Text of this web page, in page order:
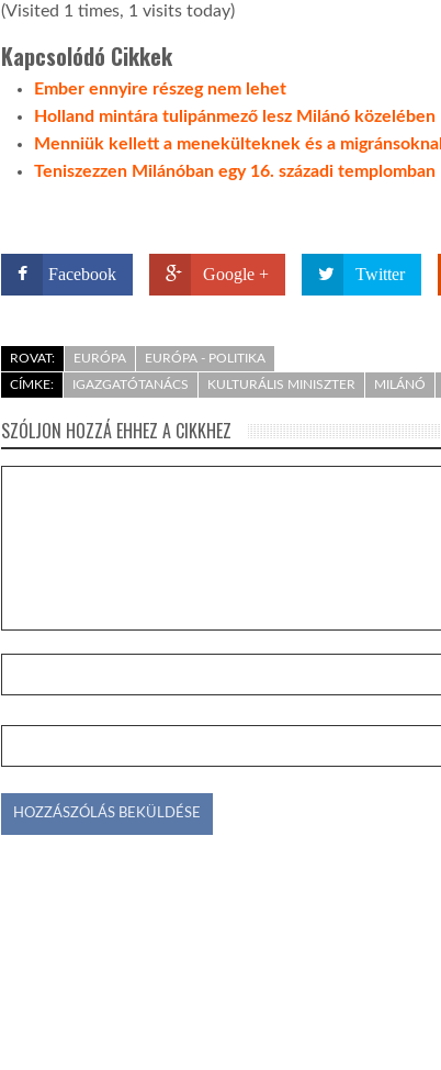
(Visited 1 times, 1 visits today)
Kapcsolódó Cikkek
Ember ennyire részeg nem lehet
Holland mintára tulipánmező lesz Milánó közelében
Menniük kellett a menekülteknek és a
Teniszezzen Milánóban egy 16. századi templomban
Facebook Google + Twitter
ROVAT: EURÓPA
EURÓPA - POLITIKA
CÍMKE:
IGAZGATÓTANÁCS KULTURÁLIS MINISZTER MILÁNÓ
SZÓLJON HOZZÁ EHHEZ A CIKKHEZ